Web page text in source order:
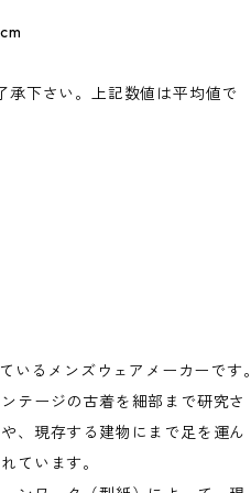
下さい。上記数値は平均値で
いるメンズウェアメーカーです。
テージの古着を細部まで研究さ
、現存する建物にまで足を運ん
ています。